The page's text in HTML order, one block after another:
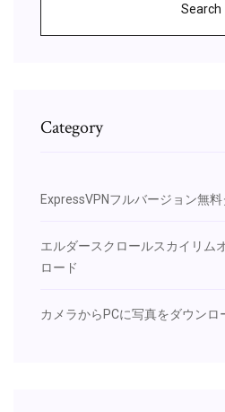
Search
Category
ExpressVPNフルバージョン無
エルダースクロールスカイリム
ロード
カメラからPCに写真をダウンロ